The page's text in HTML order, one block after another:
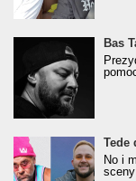
Bas
Tede
No i
sceny